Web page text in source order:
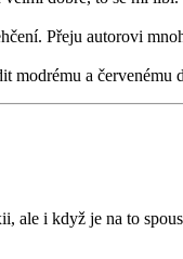
Přeju autorovi
modrému a červenému
ale i když je na to